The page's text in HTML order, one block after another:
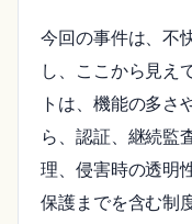
今回の事件は、不
し、ここから見え
トは、機能の多さ
ら、認証、継続監
理、侵害時の透明
保護までを含む制